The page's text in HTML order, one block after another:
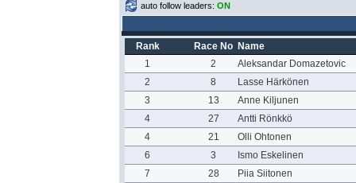
auto follow leaders: ON
Rank Race No Name
1
2
Aleksandar Domazetovic
2
8
Lasse Härkönen
3
13
Anne Kiljunen
4
27
Antti Rönkkö
4
21
Olli Ohtonen
6
3
Ismo Eskelinen
7
28
Piia Siitonen